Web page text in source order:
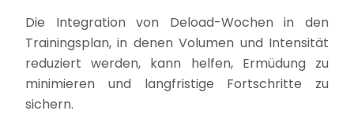
Die Integration von Deload-Wochen in den
Trainingsplan, in denen Volumen und Intensität
reduziert werden, kann helfen, Ermüdung zu
minimieren und langfristige Fortschritte zu
sichern.